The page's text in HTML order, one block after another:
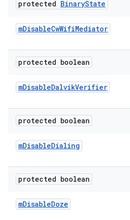
protected BinaryState
mDisableCwWifiMediator
protected boolean
mDisableDalvikVerifier
protected boolean
mDisableDialing
protected boolean
mDisableDoze